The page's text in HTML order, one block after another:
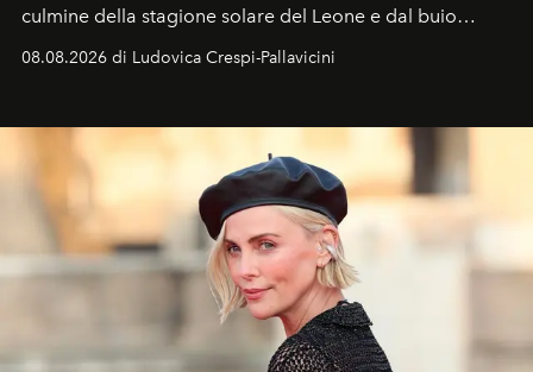
culmine della stagione solare del Leone e dal buio
ideale per la notte delle Perseidi.
08.08.2026 di Ludovica Crespi-Pallavicini